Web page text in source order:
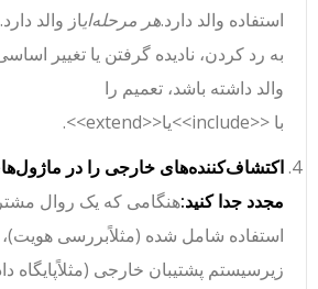
استفاده والد دارد. هر مرحله‌ایاز والد دارد.
به رد کردن، نادیده گرفتن یا تغییر
والد داشته باشد، تعمیم را
با<<include>> یا<<extend>>
.
اکتشاف‌کننده‌های خارجی را در ماژول‌های
مجدد جدا کنید:هنگامی که یک روال
استفاده شامل شده (مثلاًبررسی هویت)،
زیرسیستم پشتیبان خارجی (مثلاًپایگاه